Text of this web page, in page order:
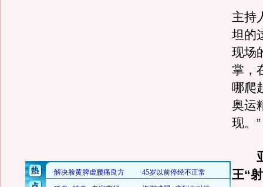
主持
坦的
现场
掌，
哪爬
奥运
现。”
亚
王“